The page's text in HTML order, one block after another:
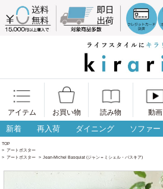
アイテム お買い物 読み物 動画
新着 再入荷 ダイニング ソファー
TOP
> アートポスター
> アートポスター > Jean-Michel Basquiat (ジャン＝ミシェル・バスキア)